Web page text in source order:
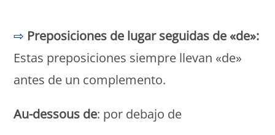
⇨ Preposiciones de lugar seguidas de «de»:
Estas preposiciones siempre llevan «de»
antes de un complemento.
Au-dessous de: por debajo de